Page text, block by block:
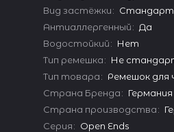
Вид застёжки:
Антиаллергенный: Да
Водостойкий: Нет
Тип ремешка: Не
Тип товара: Ремешок для
Страна Бренда: Германия
Страна производства:
Серия: Open Ends